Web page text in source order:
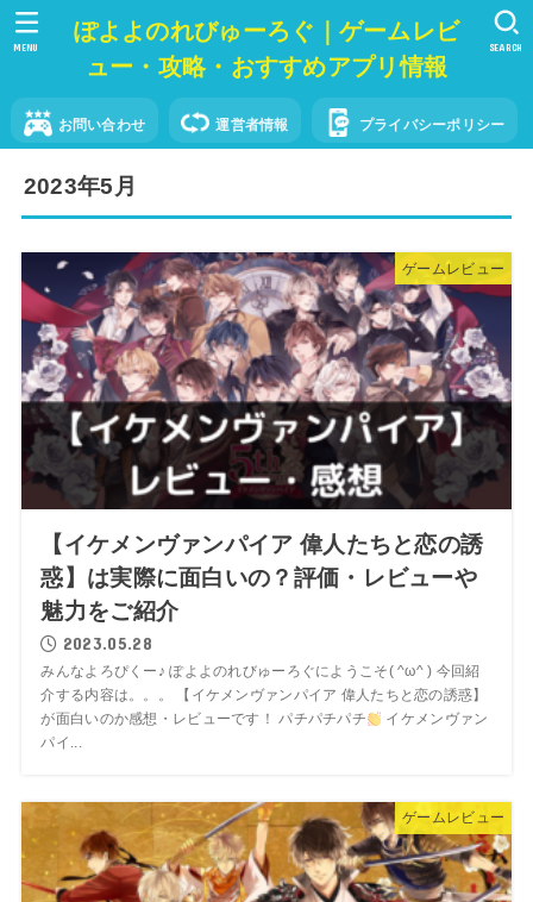
ぽよよのれびゅーろぐ｜ゲームレビ
ュー・攻略・おすすめアプリ情報
お問い合わせ 運営者情報 プライバシーポリシー
SEARCH
MENU
2023年5月
ゲームレビュー
【イケメンヴァンパイア 偉人たちと恋の誘
惑】は実際に面白いの？評価・レビューや
魅力をご紹介
2023.05.28
みんなよろぴくー♪ ぽよよのれびゅーろぐにようこそ( ^ω^ ) 今回紹
介する内容は。。。 【イケメンヴァンパイア 偉人たちと恋の誘惑】
が面白いのか感想・レビューです！ パチパチパチ
イケメンヴァン
パイ...
ゲームレビュー